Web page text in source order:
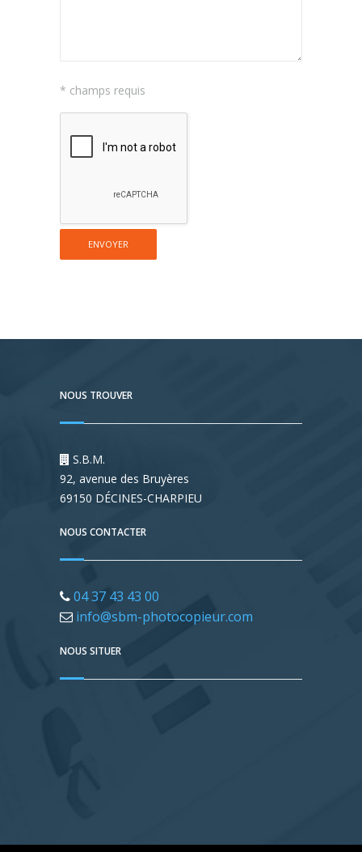
* champs requis
NOUS TROUVER
S.B.M.
92, avenue des Bruyères
69150 DÉCINES-CHARPIEU
NOUS CONTACTER
04 37 43 43 00
info@sbm-photocopieur.com
NOUS SITUER